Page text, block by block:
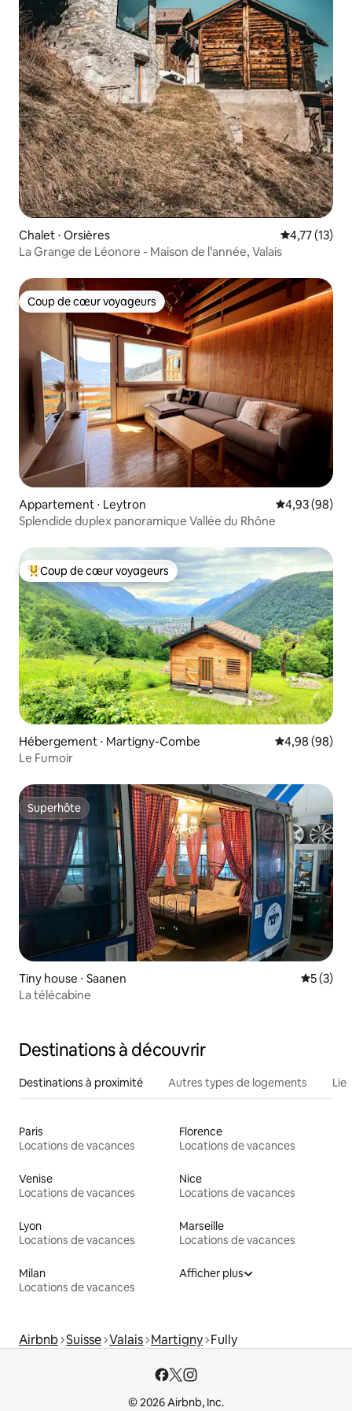
Chalet ⋅ Orsières Évaluation
4,77 (13)
La Grange de Léonore - Maison de l’année, Valais
Coup de cœur voyageurs
Coup de cœur voyageurs
Appartement ⋅ Leytron Évaluation
4,93 (98)
Splendide duplex panoramique Vallée du Rhône
Coups de cœur voyageurs les plus appréciés
Coup de cœur voyageurs
Hébergement ⋅ Martigny-Combe Évaluation
4,98 (98)
Le Fumoir
Superhôte
Superhôte
Tiny house ⋅ Saanen
5 (3)
La télécabine
Destinations à découvrir
Destinations à proximité Autres types de logements
Paris
Locations de vacances
Florence
Locations de vacances
Venise
Locations de vacances
Nice
Locations de vacances
Lyon
Locations de vacances
Marseille
Locations de vacances
Milan
Locations de vacances
Afficher plus
Airbnb Suisse Valais Martigny Fully
© 2026 Airbnb, Inc.